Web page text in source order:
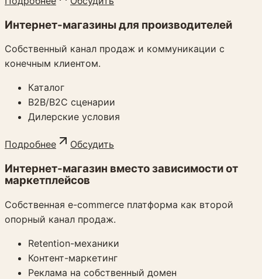
Интернет-магазины для производителей
Собственный канал продаж и коммуникации с
конечным клиентом.
Каталог
B2B/B2C сценарии
Дилерские условия
Подробнее Обсудить
Интернет-магазин вместо зависимости от
маркетплейсов
Собственная e-commerce платформа как второй
опорный канал продаж.
Retention-механики
Контент-маркетинг
Реклама на собственный домен